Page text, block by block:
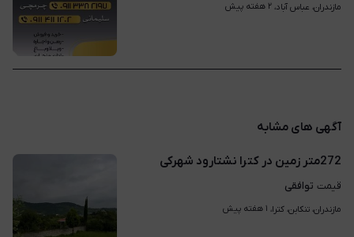
مازندران، عباس آباد، ۲ هفته پیش
آگهی های مشابه
272متر زمین در کترا نشتارود شهرکی
قیمت توافقی
مازندران، تنکابن، کترا، ۱ هفته پیش